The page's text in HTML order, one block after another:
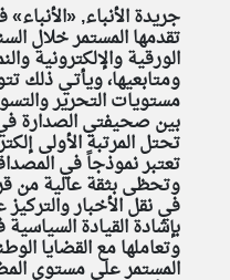
جريدة الأنباء,
تقدمها المستمر خلال
الورقية والإلكترونية
ومتابعيها، ويأتـي ذلك
مستويات التحرير
بين صحيفتي الصدارة
تحتل المرتبة الأولى
تعتبر نموذجاً في
وتحظى بثقة عالية من
في نقل الأخبار
بإشادة القيادة السياسية
وتعاملها مع القضايا
المستمر على مستوى